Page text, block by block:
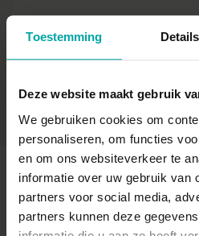
Toestemming Details
Deze website maakt gebruik
We gebruiken cookies om
personaliseren, om functies
en om ons websiteverkeer te
informatie over uw gebruik van
partners voor social media,
partners kunnen deze
Conclusie
Onze